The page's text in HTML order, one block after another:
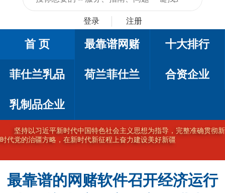
登录 注册
首 页 最靠谱网赌 十大排行
菲仕兰乳品 荷兰菲仕兰 合资企业
乳制品企业
坚持以习近平新时代中国特色社会主义思想为指导，完整准确贯彻新
时代党的治疆方略，在新时代新征程上奋力建设美好新疆
最靠谱的网赌软件召开经济运行